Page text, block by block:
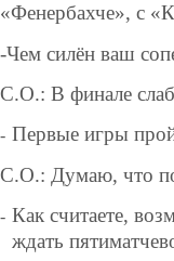
«Фенербахче», с
-Чем силён ваш
С.О.: В финале
- Первые игры
С.О.: Думаю, что
- Как считаете,
ждать